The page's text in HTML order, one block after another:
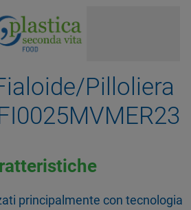
Pilloliera
principalmente con tecnologia